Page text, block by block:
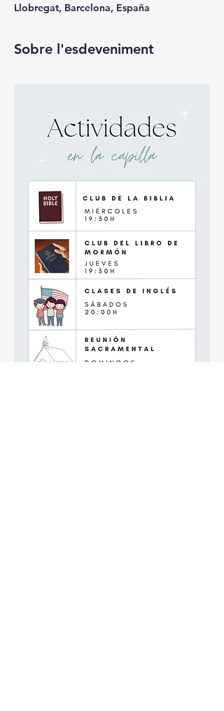
Llobregat, Barcelona, España
Sobre l'esdeveniment